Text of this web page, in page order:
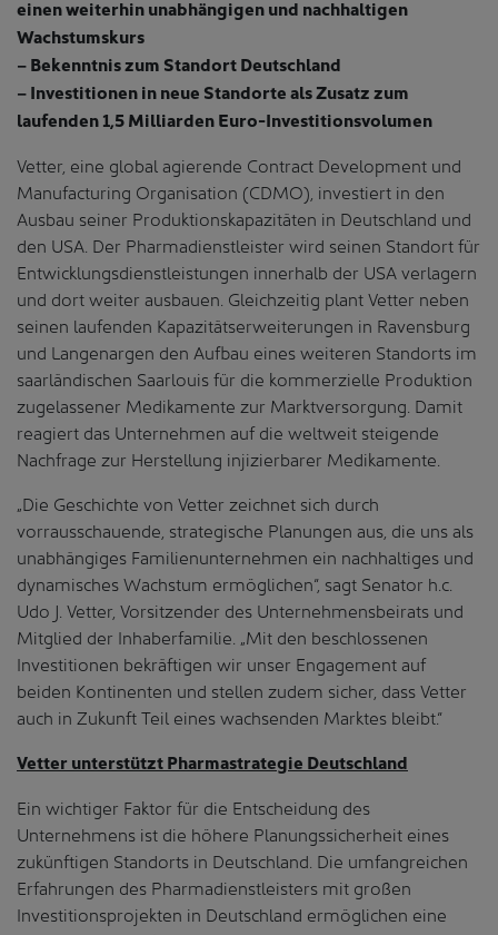
einen weiterhin unabhängigen und nachhaltigen
Wachstumskurs
– Bekenntnis zum Standort Deutschland
– Investitionen in neue Standorte als Zusatz zum
laufenden 1,5 Milliarden Euro-Investitionsvolumen
Vetter, eine global agierende Contract Development und
Manufacturing Organisation (CDMO), investiert in den
Ausbau seiner Produktionskapazitäten in Deutschland und
den USA. Der Pharmadienstleister wird seinen Standort für
Entwicklungsdienstleistungen innerhalb der USA verlagern
und dort weiter ausbauen. Gleichzeitig plant Vetter neben
seinen laufenden Kapazitätserweiterungen in Ravensburg
und Langenargen den Aufbau eines weiteren Standorts im
saarländischen Saarlouis für die kommerzielle Produktion
zugelassener Medikamente zur Marktversorgung. Damit
reagiert das Unternehmen auf die weltweit steigende
Nachfrage zur Herstellung injizierbarer Medikamente.
„Die Geschichte von Vetter zeichnet sich durch
vorrausschauende, strategische Planungen aus, die uns als
unabhängiges Familienunternehmen ein nachhaltiges und
dynamisches Wachstum ermöglichen“, sagt Senator h.c.
Udo J. Vetter, Vorsitzender des Unternehmensbeirats und
Mitglied der Inhaberfamilie. „Mit den beschlossenen
Investitionen bekräftigen wir unser Engagement auf
beiden Kontinenten und stellen zudem sicher, dass Vetter
auch in Zukunft Teil eines wachsenden Marktes bleibt.“
Vetter unterstützt Pharmastrategie Deutschland
Ein wichtiger Faktor für die Entscheidung des
Unternehmens ist die höhere Planungssicherheit eines
zukünftigen Standorts in Deutschland. Die umfangreichen
Erfahrungen des Pharmadienstleisters mit großen
Investitionsprojekten in Deutschland ermöglichen eine